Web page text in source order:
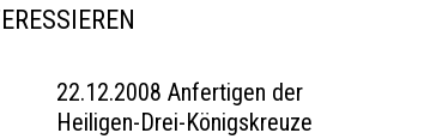
22.12.2008 Anfertigen der
Heiligen-Drei-Königskreuze